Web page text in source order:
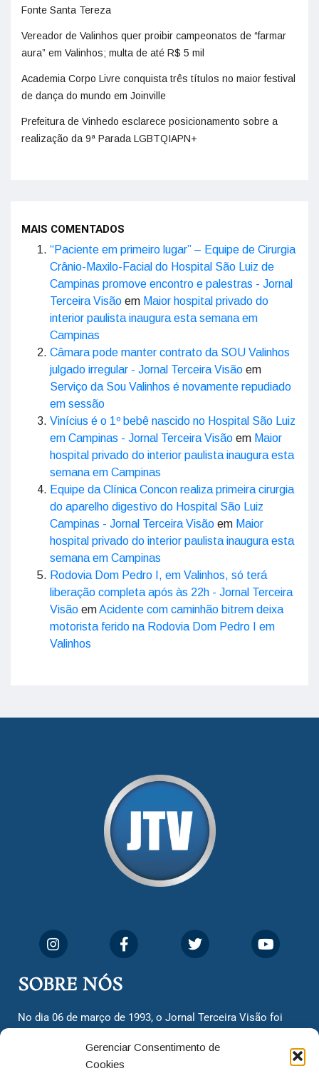
Gerenciar Consentimento de
Cookies
Fonte Santa Tereza
Vereador de Valinhos quer proibir campeonatos de “farmar
aura” em Valinhos; multa de até R$ 5 mil
Academia Corpo Livre conquista três títulos no maior festival
de dança do mundo em Joinville
Prefeitura de Vinhedo esclarece posicionamento sobre a
realização da 9ª Parada LGBTQIAPN+
MAIS COMENTADOS
“Paciente em primeiro lugar” – Equipe de Cirurgia
Crânio-Maxilo-Facial do Hospital São Luiz de
Campinas promove encontro e palestras - Jornal
Terceira Visão em Maior hospital privado do
interior paulista inaugura esta semana em
Campinas
Câmara pode manter contrato da SOU Valinhos
julgado irregular - Jornal Terceira Visão em
Serviço da Sou Valinhos é novamente repudiado
em sessão
Vinícius é o 1º bebê nascido no Hospital São Luiz
em Campinas - Jornal Terceira Visão em Maior
hospital privado do interior paulista inaugura esta
semana em Campinas
Equipe da Clínica Concon realiza primeira cirurgia
do aparelho digestivo do Hospital São Luiz
Campinas - Jornal Terceira Visão em Maior
hospital privado do interior paulista inaugura esta
semana em Campinas
Rodovia Dom Pedro I, em Valinhos, só terá
liberação completa após às 22h - Jornal Terceira
Visão emAcidente com caminhão bitrem deixa
motorista ferido na Rodovia Dom Pedro I em
Valinhos
SOBRE NÓS
No dia 06 de março de 1993, o Jornal Terceira Visão foi
cidadãos valinhenses, já que naquela época só existiam
dois jornais. Há mais de 30 anos, o jornal continua